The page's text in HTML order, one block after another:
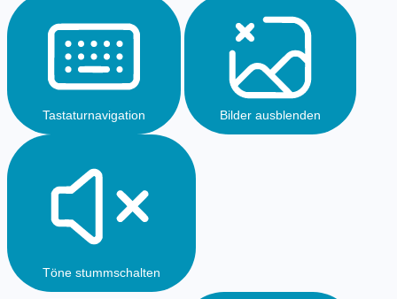
Tastaturnavigation Bilder ausblenden
Töne stummschalten